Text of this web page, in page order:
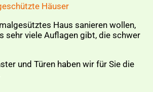
Häuser
Haus sanieren wollen,
sehr viele Auflagen gibt, die schwer
und Türen haben wir für Sie die